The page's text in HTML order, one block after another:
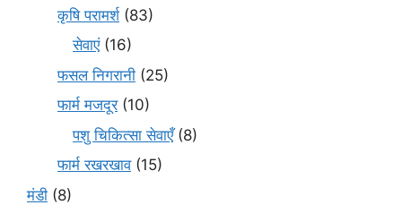
कृषि परामर्श(83)
सेवाएं(16)
फसल निगरानी (25)
फार्म मजदूर(10)
पशु चिकित्सा सेवाएँ(8)
फार्म रखरखाव(15)
मंडी (8)